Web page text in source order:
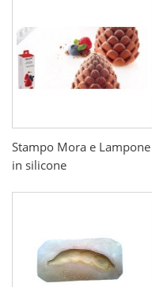
Stampo Mora e Lampone
in silicone